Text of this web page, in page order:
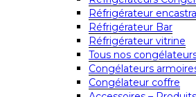
Réfrigérateur
Réfrigérateur Bar
Réfrigérateur vitrine
Tous nos
Congélateurs
Congélateur coffre